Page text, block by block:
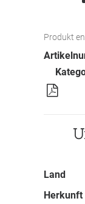
Produkt
Land
Herkunft